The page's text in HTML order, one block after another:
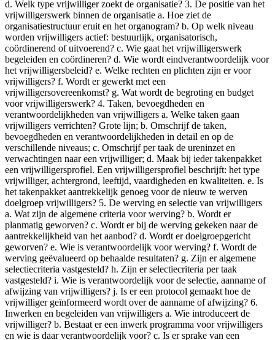
d. Welk type vrijwilliger zoekt de organisatie? 3. De positie van het
vrijwilligerswerk binnen de organisatie a. Hoe ziet de
organisatiestructuur eruit en het organogram? b. Op welk niveau
worden vrijwilligers actief: bestuurlijk, organisatorisch,
coördinerend of uitvoerend? c. Wie gaat het vrijwilligerswerk
begeleiden en coördineren? d. Wie wordt eindverantwoordelijk voor
het vrijwilligersbeleid? e. Welke rechten en plichten zijn er voor
vrijwilligers? f. Wordt er gewerkt met een
vrijwilligersovereenkomst? g. Wat wordt de begroting en budget
voor vrijwilligerswerk? 4. Taken, bevoegdheden en
verantwoordelijkheden van vrijwilligers a. Welke taken gaan
vrijwilligers verrichten? Grote lijn; b. Omschrijf de taken,
bevoegdheden en verantwoordelijkheden in detail en op de
verschillende niveaus; c. Omschrijf per taak de ureninzet en
verwachtingen naar een vrijwilliger; d. Maak bij ieder takenpakket
een vrijwilligersprofiel. Een vrijwilligersprofiel beschrijft: het type
vrijwilliger, achtergrond, leeftijd, vaardigheden en kwaliteiten. e. Is
het takenpakket aantrekkelijk genoeg voor de nieuw te werven
doelgroep vrijwilligers? 5. De werving en selectie van vrijwilligers
a. Wat zijn de algemene criteria voor werving? b. Wordt er
planmatig geworven? c. Wordt er bij de werving gekeken naar de
aantrekkelijkheid van het aanbod? d. Wordt er doelgroepgericht
geworven? e. Wie is verantwoordelijk voor werving? f. Wordt de
werving geëvalueerd op behaalde resultaten? g. Zijn er algemene
selectiecriteria vastgesteld? h. Zijn er selectiecriteria per taak
vastgesteld? i. Wie is verantwoordelijk voor de selectie, aanname of
afwijzing van vrijwilligers? j. Is er een protocol gemaakt hoe de
vrijwilliger geïnformeerd wordt over de aanname of afwijzing? 6.
Inwerken en begeleiden van vrijwilligers a. Wie introduceert de
vrijwilliger? b. Bestaat er een inwerk programma voor vrijwilligers
en wie is daar verantwoordelijk voor? c. Is er sprake van een